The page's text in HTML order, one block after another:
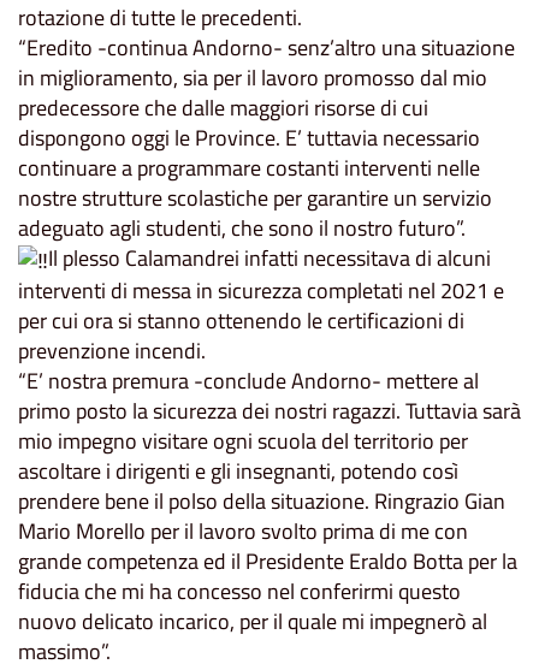
rotazione di tutte le precedenti.
“Eredito -continua Andorno- senz’altro una situazione
in miglioramento, sia per il lavoro promosso dal mio
predecessore che dalle maggiori risorse di cui
dispongono oggi le Province. E’ tuttavia necessario
continuare a programmare costanti interventi nelle
nostre strutture scolastiche per garantire un servizio
adeguato agli studenti, che sono il nostro futuro”.
Il plesso Calamandrei infatti necessitava di alcuni
interventi di messa in sicurezza completati nel 2021 e
per cui ora si stanno ottenendo le certificazioni di
prevenzione incendi.
“E’ nostra premura -conclude Andorno- mettere al
primo posto la sicurezza dei nostri ragazzi. Tuttavia sarà
mio impegno visitare ogni scuola del territorio per
ascoltare i dirigenti e gli insegnanti, potendo così
prendere bene il polso della situazione. Ringrazio Gian
Mario Morello per il lavoro svolto prima di me con
grande competenza ed il Presidente Eraldo Botta per la
fiducia che mi ha concesso nel conferirmi questo
nuovo delicato incarico, per il quale mi impegnerò al
massimo”.